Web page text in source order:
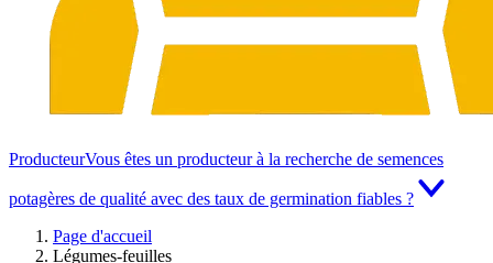
ProducteurVous êtes un producteur à la recherche de semences
potagères de qualité avec des taux de germination fiables ?
Page d'accueil
Légumes-feuilles